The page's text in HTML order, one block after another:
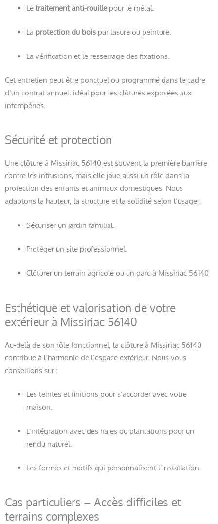
Le traitement anti-rouillepour le métal.
La protection du boispar lasure ou peinture.
La vérification et le resserrage des fixations.
Cet entretien peut être ponctuel ou programmé dans le cadre
d’un contrat annuel, idéal pour les clôtures exposées aux
intempéries.
Sécurité et protection
Une clôture à Missiriac 56140 est souvent la première barrière
contre les intrusions, mais elle joue aussi un rôle dans la
protection des enfants et animaux domestiques. Nous
adaptons la hauteur, la structure et la solidité selon l’usage :
Sécuriser un jardin familial.
Protéger un site professionnel.
Clôturer un terrain agricole ou un parc à Missiriac 56140
Esthétique et valorisation de votre
extérieur à Missiriac 56140
Au-delà de son rôle fonctionnel, la clôture à Missiriac 56140
contribue à l’harmonie de l’espace extérieur. Nous vous
conseillons sur :
Les teintes et finitions pour s’accorder avec votre
maison.
L’intégration avec des haies ou plantations pour un
rendu naturel.
Les formes et motifs qui personnalisent l’installation.
Cas particuliers – Accès difficiles et
terrains complexes